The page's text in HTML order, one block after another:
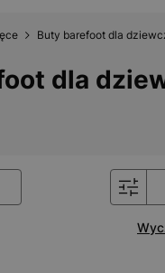
Buty barefoot dla